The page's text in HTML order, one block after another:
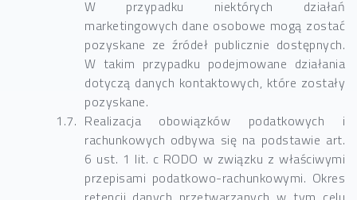
W przypadku niektórych działań
marketingowych dane osobowe mogą zostać
pozyskane ze źródeł publicznie dostępnych.
W takim przypadku podejmowane działania
dotyczą danych kontaktowych, które zostały
pozyskane.
Realizacja obowiązków podatkowych i
rachunkowych odbywa się na podstawie art.
6 ust. 1 lit. c RODO w związku z właściwymi
przepisami podatkowo-rachunkowymi. Okres